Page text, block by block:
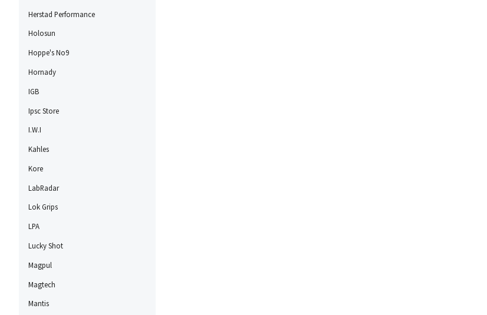
Herstad Performance
Holosun
Hoppe's No9
Hornady
IGB
Ipsc Store
I.W.I
Kahles
Kore
LabRadar
Lok Grips
LPA
Lucky Shot
Magpul
Magtech
Mantis